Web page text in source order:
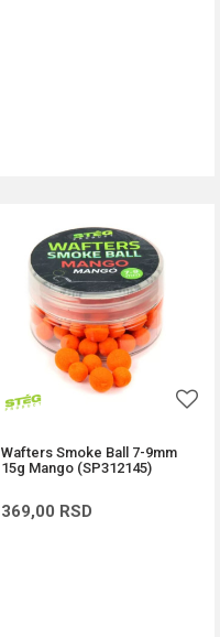
Wafters Smoke Ball 7-9mm
15g Mango (SP312145)
369,00 RSD